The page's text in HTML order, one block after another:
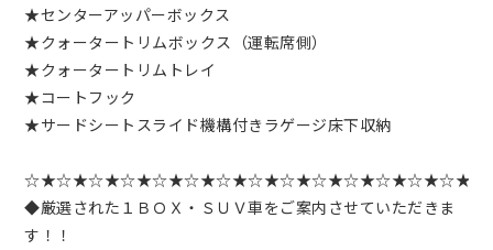
★センターアッパーボックス
★クォータートリムボックス（運転席側）
★クォータートリムトレイ
★コートフック
★サードシートスライド機構付きラゲージ床下収納
☆★☆★☆★☆★☆★☆★☆★☆★☆★☆★☆★☆★☆★☆★
◆厳選された１ＢＯＸ・ＳＵＶ車をご案内させていただきま
す！！